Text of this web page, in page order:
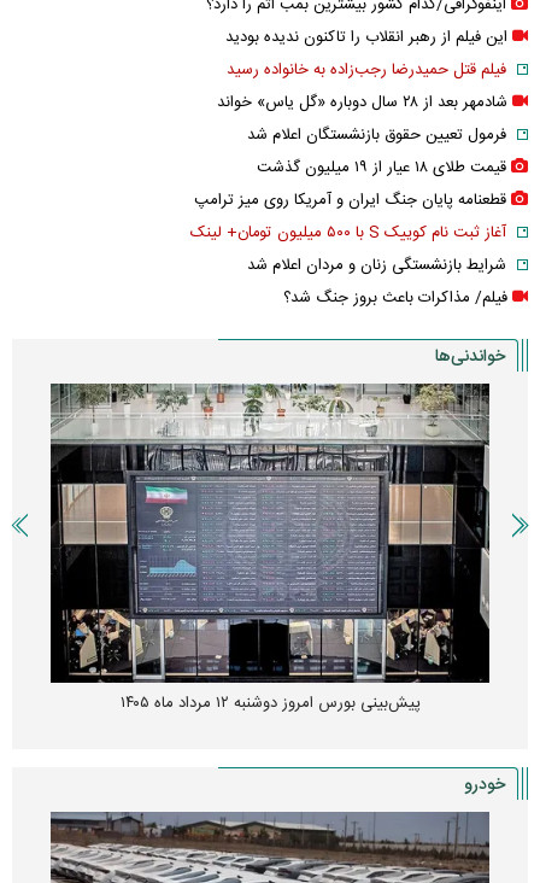
این فیلم از رهبر انقلاب را تاکنون ندیده بودید
فیلم قتل حمیدرضا رجب‌زاده به خانواده رسید
شادمهر بعد از ۲۸ سال دوباره «گل یاس» خواند
فرمول تعیین حقوق بازنشستگان اعلام شد
قیمت طلای ۱۸ عیار از ۱۹ میلیون گذشت
قطعنامه پایان جنگ ایران و آمریکا روی میز ترامپ
آغاز ثبت نام کوییک S با ۵۰۰ میلیون تومان+ لینک
شرایط بازنشستگی زنان و مردان اعلام شد
فیلم/ مذاکرات باعث بروز جنگ شد؟
خواندنی‌ها
پیش‌بینی بورس امروز دوشنبه ۱۲ مرداد ماه ۱۴۰۵
خودرو